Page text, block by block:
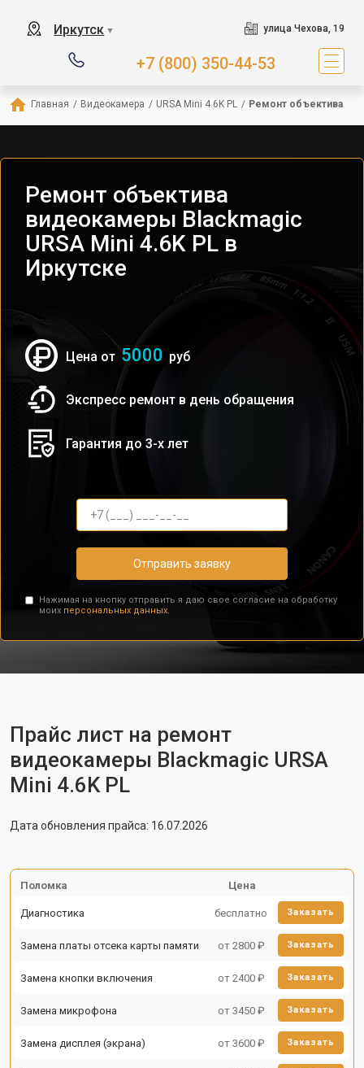
Иркутск ▼ улица Чехова, 19
+7 (800) 350-44-53
Главная / Видеокамера / URSA Mini 4.6K PL / Ремонт объектива
Ремонт объектива
видеокамеры Blackmagic
URSA Mini 4.6K PL в
Иркутске
Цена от 5000 руб
Экспресс ремонт в день обращения
Гарантия до 3-х лет
Отправить заявку
Нажимая на кнопку отправить я даю свое согласие на обработку
моих персональных данных.
Прайс лист на ремонт
видеокамеры Blackmagic URSA
Mini 4.6K PL
Дата обновления прайса: 16.07.2026
Поломка Цена
Диагностика бесплатно Заказать
Замена платы отсека карты памяти от 2800 ₽ Заказать
Замена кнопки включения от 2400 ₽ Заказать
Замена микрофона от 3450 ₽ Заказать
Замена дисплея (экрана) от 3600 ₽ Заказать